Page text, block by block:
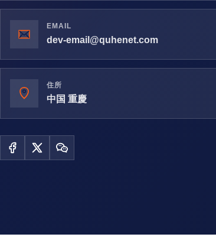
EMAIL
dev-email@quhenet.com
住所
中国 重慶